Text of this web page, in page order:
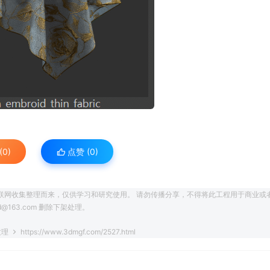
点赞 (0)
收集整理而来，仅供学习和研究使用。 请勿传播分享，不得将此工程用于商业或
删除下架处理。
https://www.3dmgf.com/2527.html